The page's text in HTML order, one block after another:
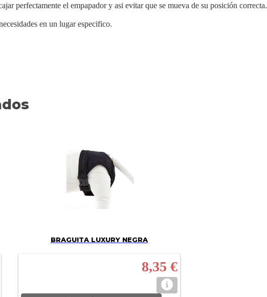
perfectamente el empapador y asi evitar que se mueva de su posición correcta.
en un lugar especifico.
BRAGUITA LUXURY NEGRA
8,35 €